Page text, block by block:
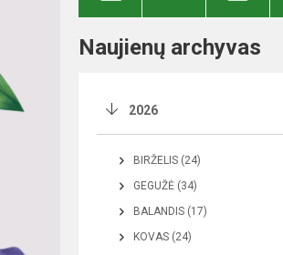
Naujienų archyvas
2026
BIRŽELIS (24)
GEGUŽĖ (34)
BALANDIS (17)
KOVAS (24)